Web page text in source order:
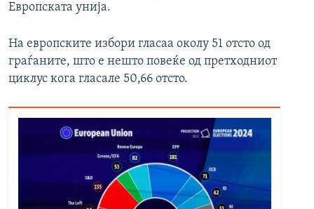
Европската унија.
На европските избори гласаа околу 51 отсто од
граѓаните, што е нешто повеќе од претходниот
циклус кога гласале 50,66 отсто.